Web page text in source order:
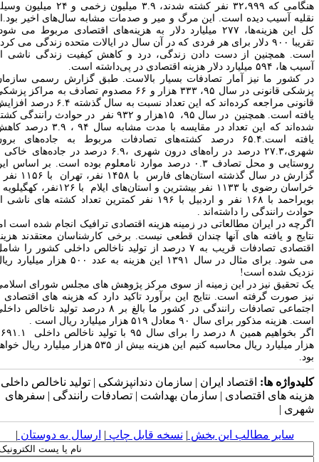
هنگامی که ۳۲،۹۹۹ نفر کشته شدند، ۳.۹ میلیون زخمی و ۲۴ میلیون وسیله
آسیب دیده است. این مرگ و میر و صدمات مشابه سال‌های اخیر بود.از
کل این هزینه‌ها، ۲۷۷ میلیارد دلار به هزینه‌های اقتصادی مربوط می شود،
تقریبا ۹۰۰ دلار برای هر فردی که در آن سال در ایالات متحده زندگی می کرده
همچنین از دست دادن زندگی، درد و کاهش کیفیت زندگی ناشی از
۵۹۴ میلیارد دلار هزینه اقتصادی در پی‌داشته است
.
کشور ما نیز آمار تصادفات بسیار بالاست. طبق گزارش رسمی سازمان
پزشکی قانونی در سال ۹۵، ۳۳۳ هزار و ۶۶ مصدوم تصادف به مراکز پزشکی
قانونی مراجعه کرده‌اند که این تعداد نسبت به سال گذشته ۶.۴ درصد افزایش
یافته است. همچنین در سال ۹۵، ۱۵هزار و ۹۳۲ نفر در حوادث رانندگی کشته
شده‌اند که این تعداد در مقایسه با مدت مشابه سال ۹۴ ، ۳.۹ درصد کاهش
یافته است.۶۵.۴ درصد کشته‌های تصادفات مربوط به جاده‌های برون
شهری،۲۷.۳ درصد در راه‌های درون شهری ،۶.۹ درصد در جاده‌های خاکی و
روستایی و محل تصادف ۰.۳ درصد موارد نامعلوم بوده است. بر اساس این
گزارش در سال گذشته استان‌های فارس با ۱۴۵۸ نفر، تهران با ۱۱۵۶ نفر و
خراسان رضوی با ۱۱۳۳ نفر بیشترین و استان‌های ایلام با ۱۲۶نفر، کهگیلویه و
بویراحمد با ۱۶۸ نفر و اردبیل با ۱۹۶ نفر کمترین تعداد کشته های ناشی از
رانندگی را داشته‌اند .
در ایران مطالعاتی در زمینه هزینه اقتصادی ترافیک انجام شده است اما
و یافته های آنها چندان قطعی نیست. برخی کارشناسان معتقدند هزینه
اقتصادی تصادفات قریب به ۷ درصد از تولید ناخالص داخلی کشور را شامل
می شود. برای مثال در سال ۱۳۹۱ این هزینه به عدد ۵۰۰ هزار میلیارد ریال
شده است!
تحقیق نیز در این زمینه از سوی مرکز پژوهش های مجلس شورای اسلامی
صورت گرفته است. نتایج این برآورد تاکید دارد که هزینه های اقتصادی و
اجتماعی تصادفات رانندگی در کشور ما بالغ بر ۸ درصد تولید ناخالص داخلی
هزینه مذکور برای سال ۹۰ معادل ۵۱۹ هزار میلیارد ریال است
.
اگر بخواهیم همین ۸ درصد را برای سال ۹۵ با تولید ناخالص داخلی ۶۶۹۱.۱
هزار میلیارد ریال محاسبه کنیم این هزینه بیش از ۵۳۵ هزار میلیارد ریال خواهد
.
ها:اقتصاد ایران | سازمان دندانپزشکی | تولید ناخالص داخلی |
های اقتصادی | سازمان بهداشت | تصادفات رانندگی | سفرهای
|
سایر مطالب این بخش | نسخه قابل چاپ| ارسال به دوستان|